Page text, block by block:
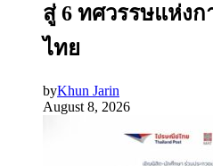
สู่ 6 ทศวรรษแห่ง
ไทย
byKhun Jarin
August 8, 2026